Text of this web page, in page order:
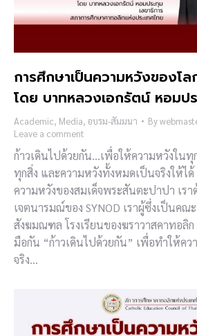
การศึกษาเป็นความหวังของโ
โดย บาทหลวงเอกรัตน์ หอมป
Academic, Media, อบรม-สัมมนา By
Leave a comment
ก้าวเดินไปด้วยกัน…เพื่อให้ความหวังในทุ
ทุกสิ่ง และความหวังทั้งหมดเป็นจริงให้ได้
ความหวังของสมเด็จพระสันตะปาปา เรา
เจตนารมณ์ของ SYNOD เราผู้ซึ่งเป็นคณ
สังฆมณฑล โรงเรียนของฆราวาสคาทอลิ
มือกัน “ก้าวเดินไปด้วยกัน” เพื่อทำให้ค
จริง…